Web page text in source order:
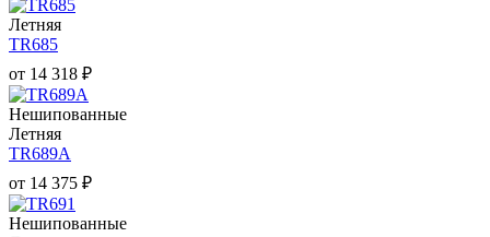
Летняя
TR685
от 14 318 ₽
Нешипованные
Летняя
TR689A
от 14 375 ₽
Нешипованные